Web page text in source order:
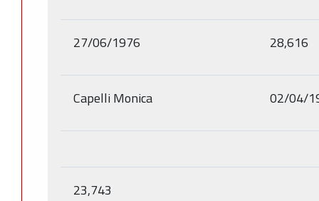
27/06/1976 28,616
Capelli Monica 02/04/
23,743